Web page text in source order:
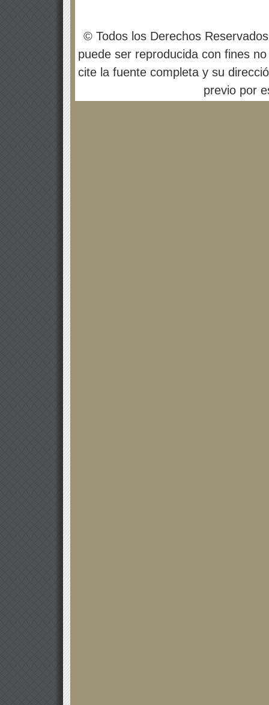
© Todos los Derechos
puede ser reproducida con fines
cite la fuente completa y su
previo por